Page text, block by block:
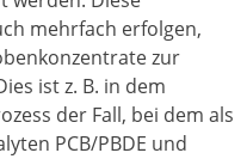
mehrfach erfolgen,
zur
ist z. B. in dem
der Fall, bei dem als
PCB/PBDE und